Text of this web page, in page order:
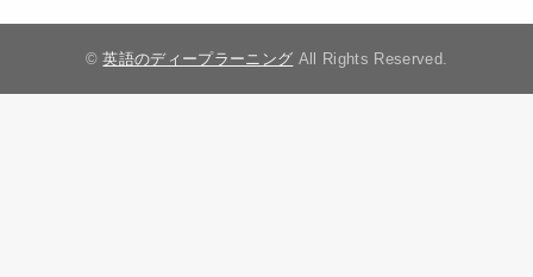
©英語のディープラーニング All Rights Reserved.